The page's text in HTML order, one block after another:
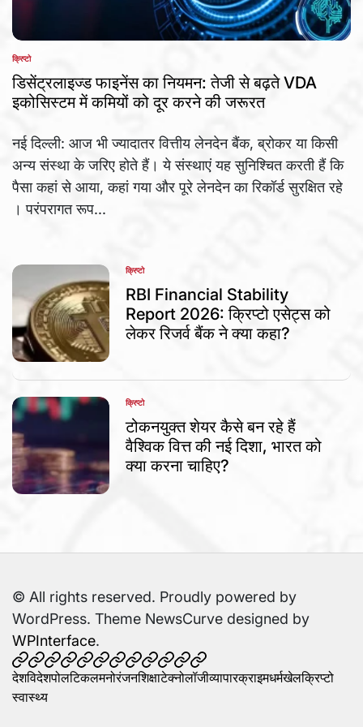
POSTED
IN
क्रिप्टो
डिसेंट्रलाइज्ड फाइनेंस का नियमन: तेजी से बढ़ते VDA
इकोसिस्टम में कमियों को दूर करने की जरूरत
नई दिल्ली: आज भी ज्यादातर वित्तीय लेनदेन बैंक, ब्रोकर या किसी
अन्य संस्था के जरिए होते हैं। ये संस्थाएं यह सुनिश्चित करती हैं कि
पैसा कहां से आया, कहां गया और पूरे लेनदेन का रिकॉर्ड सुरक्षित रहे
। परंपरागत रूप...
POSTED
IN
क्रिप्टो
RBI Financial Stability
Report 2026: क्रिप्टो एसेट्स को
लेकर रिजर्व बैंक ने क्या कहा?
POSTED
IN
क्रिप्टो
टोकनयुक्त शेयर कैसे बन रहे हैं
वैश्विक वित्त की नई दिशा, भारत को
क्या करना चाहिए?
© All rights reserved. Proudly powered by
WordPress. Theme NewsCurve designed by
WPInterface.
देशविदेशपोलटिकल
मनोरंजन
शिक्षाटेक्नोलॉजी
व्यापारक्राइम
धर्मखेलक्रिप्टोस्वास्थ्य
देशविदेशपोलटिकलमनोरंजनशिक्षाटेक्नोलॉजीव्यापारक्राइमधर्मखेलक्रिप्टो
स्वास्थ्य